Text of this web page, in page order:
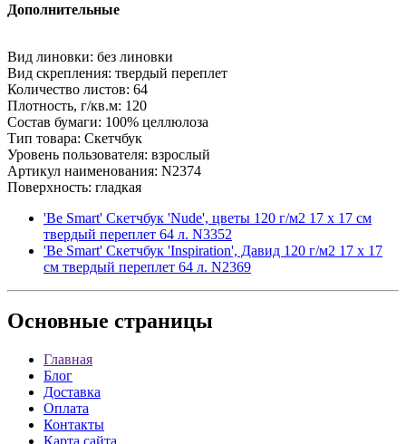
Дополнительные
Вид линовки: без линовки
Вид скрепления: твердый переплет
Количество листов: 64
Плотность, г/кв.м: 120
Состав бумаги: 100% целлюлоза
Тип товара: Скетчбук
Уровень пользователя: взрослый
Артикул наименования: N2374
Поверхность: гладкая
'Be Smart' Скетчбук 'Nude', цветы 120 г/м2 17 х 17 см
твердый переплет 64 л. N3352
'Be Smart' Скетчбук 'Inspiration', Давид 120 г/м2 17 х 17
см твердый переплет 64 л. N2369
Основные страницы
Главная
Блог
Доставка
Оплата
Контакты